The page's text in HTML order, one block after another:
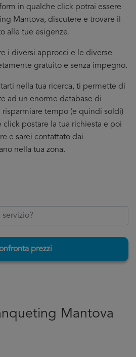
in qualche click potrai essere
Mantova, discutere e trovare il
alle tue esigenze.
i diversi approcci e le diverse
gratuito e senza impegno.
nella tua ricerca, ti permette di
ad un enorme database di
tempo (e quindi soldi)
click postare la tua richiesta e poi
e sarei contattato dai
nella tua zona.
prezzi
Mantova